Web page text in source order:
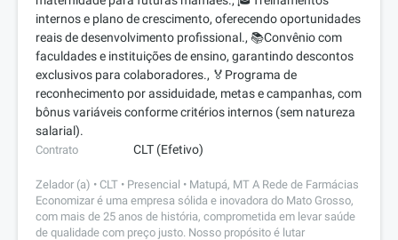
internos e plano de crescimento, oferecendo oportunidades
reais de desenvolvimento profissional., 📚Convênio com
faculdades e instituições de ensino, garantindo descontos
exclusivos para colaboradores., 🏅Programa de
reconhecimento por assiduidade, metas e campanhas, com
bônus variáveis conforme critérios internos (sem natureza
salarial).
Contrato CLT (Efetivo)
Zelador (a) • CLT • Presencial • Matupá, MT A Rede de Farmácias
Economizar é uma empresa sólida e inovadora do Mato Grosso,
com mais de 25 anos de história, comprometida em levar saúde
de qualidade com preço justo. Nosso propósito é lutar